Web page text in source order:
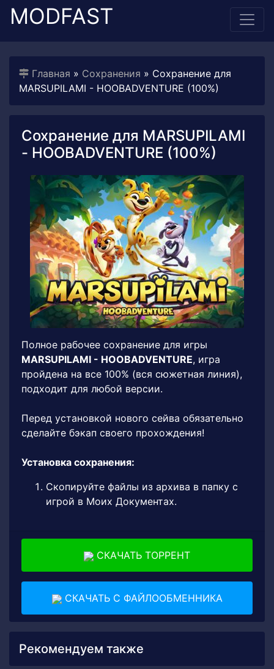
MODFAST
Главная » Сохранения » Сохранение для
MARSUPILAMI - HOOBADVENTURE (100%)
Сохранение для MARSUPILAMI
- HOOBADVENTURE (100%)
Полное рабочее сохранение для игры
MARSUPILAMI - HOOBADVENTURE, игра
пройдена на все 100% (вся сюжетная линия),
подходит для любой версии.
Перед установкой нового сейва обязательно
сделайте бэкап своего прохождения!
Установка сохранения:
Скопируйте файлы из архива в папку с
игрой в Моих Документах.
СКАЧАТЬ ТОРРЕНТ
СКАЧАТЬ С ФАЙЛООБМЕННИКА
Рекомендуем также